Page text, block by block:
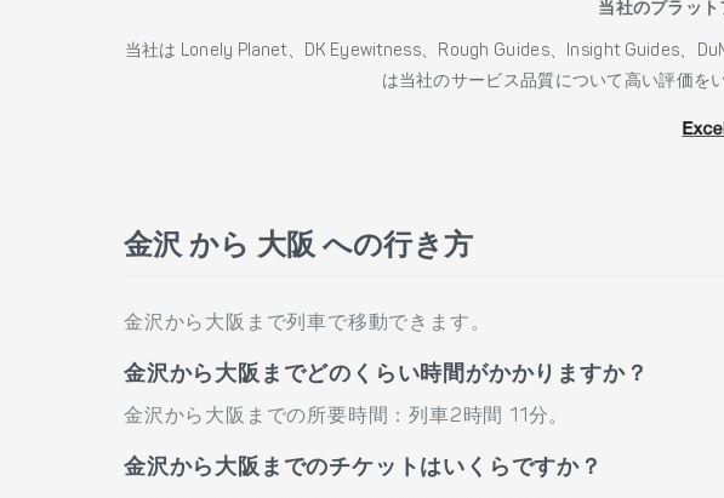
当社のプラッ
当社は Lonely Planet、DK Eyewitness、Rough Guides、Insight Guides、
は当社のサービス品質について高い評価を
金沢 から 大阪 への行き方
金沢から大阪まで列車で移動できます。
金沢から大阪までどのくらい時間がかかりますか？
金沢から大阪までの所要時間：列車2時間 11分。
金沢から大阪までのチケットはいくらですか？